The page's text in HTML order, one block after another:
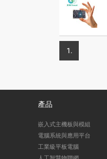
1.
產品
嵌入式主機板與模組
電腦系統與應用平台
工業級平板電腦